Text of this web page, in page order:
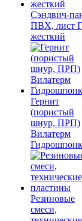
Сэндвич-
ПВХ, лист
жесткий
Гернит
(пористый
шнур, ПРП)
Вилатерм
Резиновые
смеси,